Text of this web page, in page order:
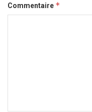
Commentaire *